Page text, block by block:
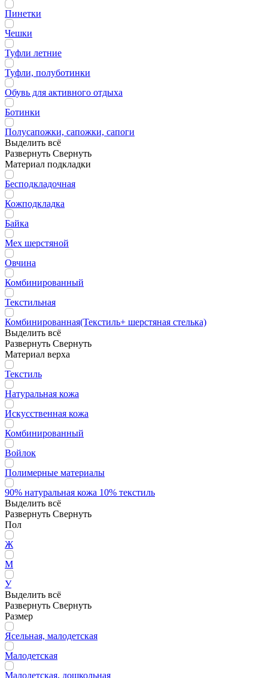
Пинетки
Чешки
Туфли летние
Туфли, полуботинки
Обувь для активного отдыха
Ботинки
Полусапожки, сапожки, сапоги
Выделить всё
Развернуть Свернуть
Материал подкладки
Бесподкладочная
Кожподкладка
Байка
Мех шерстяной
Овчина
Комбинированный
Текстильная
Комбинированная(Текстиль+ шерстяная стелька)
Выделить всё
Развернуть Свернуть
Материал верха
Текстиль
Натуральная кожа
Искусственная кожа
Комбинированный
Войлок
Полимерные материалы
90% натуральная кожа 10% текстиль
Выделить всё
Развернуть Свернуть
Пол
Ж
М
У
Выделить всё
Развернуть Свернуть
Размер
Ясельная, малодетская
Малодетская
Малодетская, дошкольная